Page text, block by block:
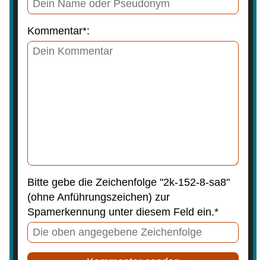
Kommentar*:
Bitte gebe die Zeichenfolge "2k-152-8-sa8"
(ohne Anführungszeichen) zur
Spamerkennung unter diesem Feld ein.*